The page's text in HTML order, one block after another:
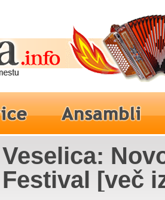
Veselica:
Festival [več